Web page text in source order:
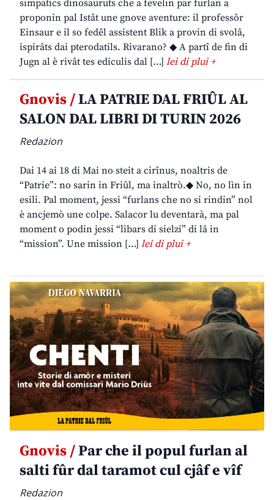
simpatics dinosauruts che a fevelin par furlan a
proponin pal Istât une gnove aventure: il professôr
Einsaur e il so fedêl assistent Blik a provin di svolâ,
ispirâts dai pterodatils. Rivarano? ◆ A partî de fin di
Jugn al è rivât tes ediculis dal […] lei di plui +
Gnovis /LA PATRIE DAL FRIÛL AL
SALON DAL LIBRI DI TURIN 2026
Redazion
Dai 14 ai 18 di Mai no steit a cirînus, noaltris de
“Patrie”: no sarin in Friûl, ma inaltrò.◆ No, no lìn in
esili. Pal moment, jessi “furlans che no si rindin” nol
è ancjemò une colpe. Salacor lu deventarà, ma pal
moment o podin jessi “libars di sielzi” di lâ in
“mission”. Une mission […] lei di plui +
Gnovis /Par che il popul furlan al
salti fûr dal taramot cul cjâf e vîf
Redazion